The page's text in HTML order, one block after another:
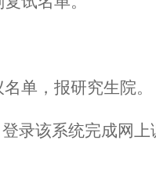
单，报研究生院。
录该系统完成网上